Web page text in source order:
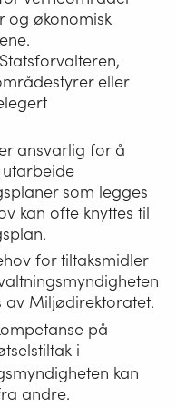
drive
avdekke
forekomster i
naturlig at
etablerer
Videre må
for å
i andre
og økonomisk
eller
ansvarlig for å
som legges
kan ofte knyttes til
for tiltaksmidler
Miljødirektoratet.
på
i
kan
andre.